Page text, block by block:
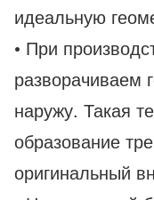
идеальную
• При
разворачиваем
наружу. Такая
образование
оригинальный